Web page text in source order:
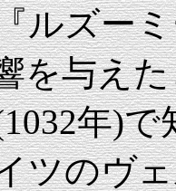
ルズー
を与え
年)で
のヴェ